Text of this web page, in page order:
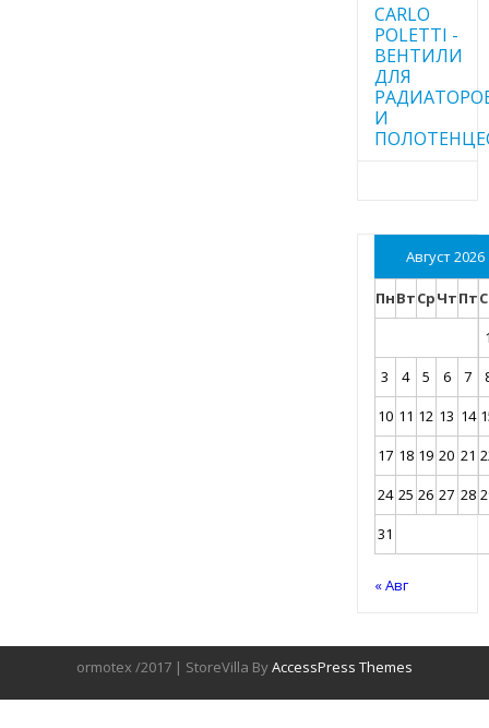
CARLO
POLETTI -
ВЕНТИЛИ
ДЛЯ
И
Август 2026
ПнВтСрЧтПт
3
4 5 6 7
10 11 12 13 14
17 18 19 20 21
24 25 26 27 28
31
« Авг
ormotex /2017 | StoreVilla ByAccessPress Themes